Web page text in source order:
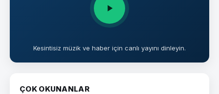
Kesintisiz müzik ve haber için canlı yayını dinleyin.
ÇOK OKUNANLAR